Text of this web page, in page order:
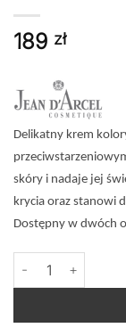
189 zł
Delikatny krem
skóry i nadaje jej
krycia oraz stanowi
Dostępny w dwóch
ilość JEAN